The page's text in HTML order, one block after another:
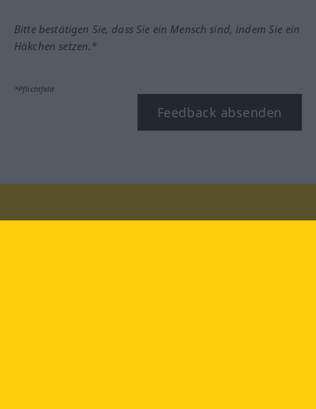
Bitte bestätigen Sie, dass Sie ein Mensch sind, indem Sie ein
Häkchen setzen.*
*Pflichtfeld
Feedback absenden